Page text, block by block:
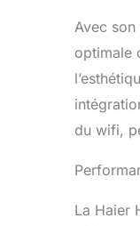
Avec
optimale
du wifi,
La Haier